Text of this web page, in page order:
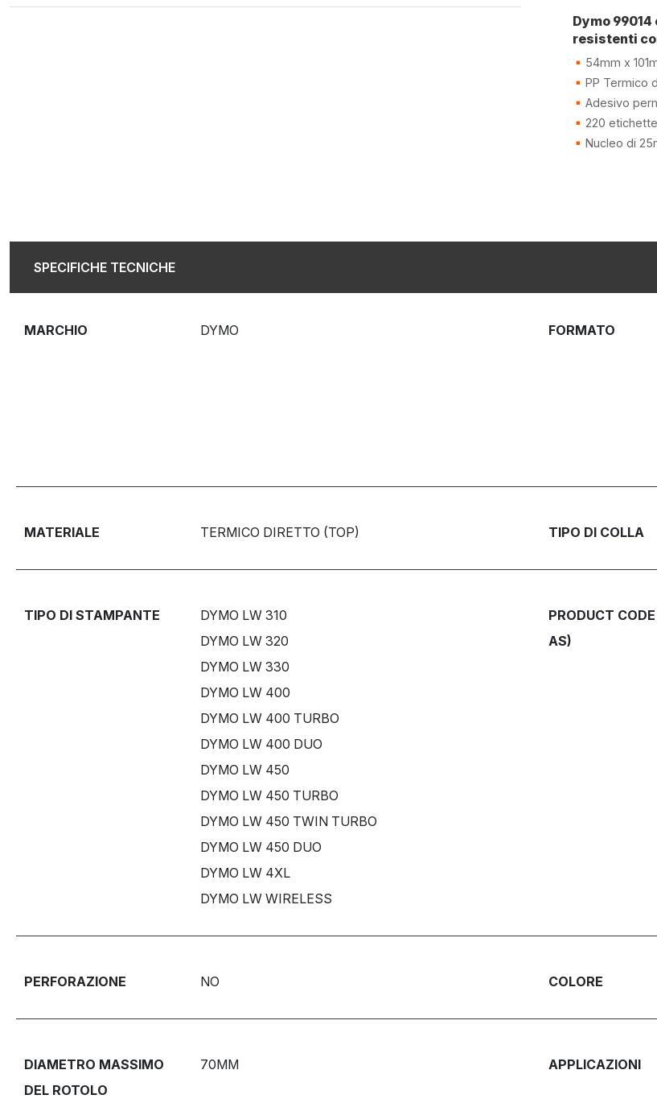
Dymo
resistenti
54mm x
PP Termico
Adesivo
220 etichette
Nucleo di
SPECIFICHE TECNICHE
MARCHIO DYMO FORMATO
MATERIALE TERMICO DIRETTO (TOP) TIPO DI COLLA
TIPO DI STAMPANTE
DYMO LW 310
DYMO LW 320
DYMO LW 330
DYMO LW 400
DYMO LW 400 TURBO
DYMO LW 400 DUO
DYMO LW 450
DYMO LW 450 TURBO
DYMO LW 450 TWIN TURBO
DYMO LW 450 DUO
DYMO LW 4XL
DYMO LW WIRELESS
PRODUCT
AS)
PERFORAZIONE NO COLORE
DIAMETRO MASSIMO
DEL ROTOLO
70MM APPLICAZIONI